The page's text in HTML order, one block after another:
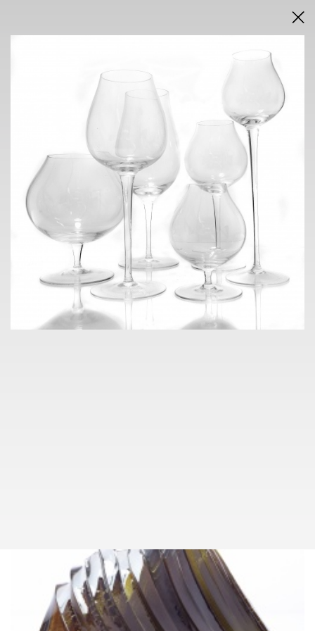
RUDOLF SCHWEDLER (1896 - 1981),
VÝSLEDKY AUKCE V PDF
neděle 7. června 2026
od 16.00 h
VÝSTAVA
NOVÁ SÍŇ
Voršilská 3, Praha 1
2. 6. - 7. 6. 2026
10.00 h - 18.00 h
KONTAKT
ONDŘEJ SÝKORA
+420 603 770 945
info@pragueauctions.com